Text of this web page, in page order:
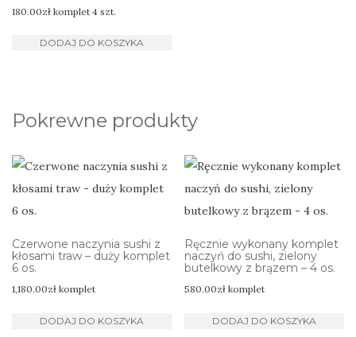
180.00zł komplet 4 szt.
DODAJ DO KOSZYKA
Pokrewne produkty
Czerwone naczynia sushi z
kłosami traw – duży komplet
6 os.
1,180.00zł komplet
DODAJ DO KOSZYKA
Ręcznie wykonany komplet
naczyń do sushi, zielony
butelkowy z brązem – 4 os.
580.00zł komplet
DODAJ DO KOSZYKA